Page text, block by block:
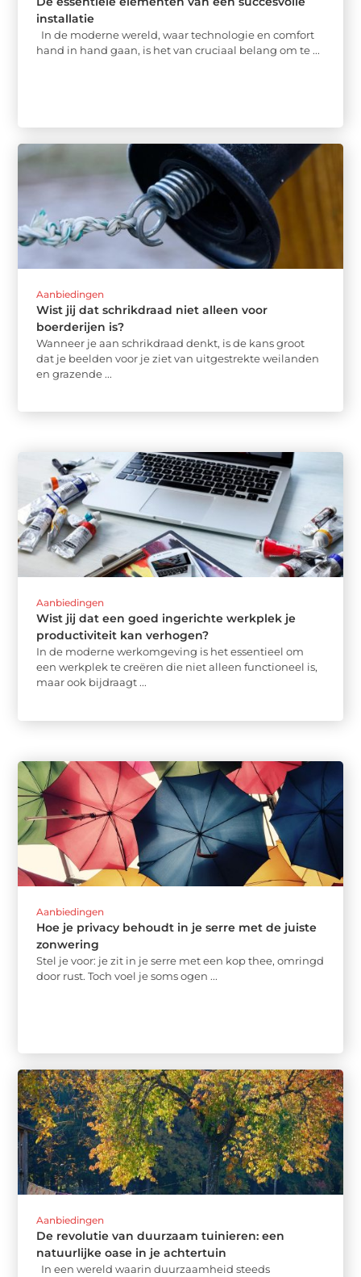
installatie
In de moderne wereld, waar technologie en comfort
hand in hand gaan, is het van cruciaal belang om te ...
Aanbiedingen
Wist jij dat schrikdraad niet alleen voor
boerderijen is?
Wanneer je aan schrikdraad denkt, is de kans groot
dat je beelden voor je ziet van uitgestrekte weilanden
en grazende ...
Aanbiedingen
Wist jij dat een goed ingerichte werkplek je
productiviteit kan verhogen?
In de moderne werkomgeving is het essentieel om
een werkplek te creëren die niet alleen functioneel is,
maar ook bijdraagt ...
Aanbiedingen
Hoe je privacy behoudt in je serre met de juiste
zonwering
Stel je voor: je zit in je serre met een kop thee, omringd
door rust. Toch voel je soms ogen ...
Aanbiedingen
De revolutie van duurzaam tuinieren: een
natuurlijke oase in je achtertuin
In een wereld waarin duurzaamheid steeds